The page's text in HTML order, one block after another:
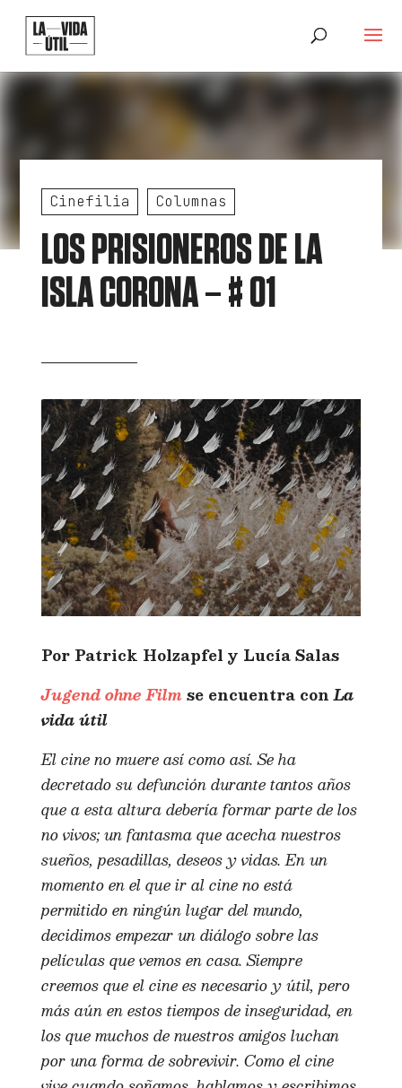
Cinefilia Columnas
LOS PRISIONEROS DE LA
ISLA CORONA – # 01
Por Patrick Holzapfel y Lucía Salas
Jugend ohne Filmse encuentra conLa
vida útil
El cine no muere así como así. Se ha
decretado su defunción durante tantos años
que a esta altura debería formar parte de los
no vivos; un fantasma que acecha nuestros
sueños, pesadillas, deseos y vidas. En un
momento en el que ir al cine no está
permitido en ningún lugar del mundo,
decidimos empezar un diálogo sobre las
películas que vemos en casa. Siempre
creemos que el cine es necesario y útil, pero
más aún en estos tiempos de inseguridad, en
los que muchos de nuestros amigos luchan
por una forma de sobrevivir. Como el cine